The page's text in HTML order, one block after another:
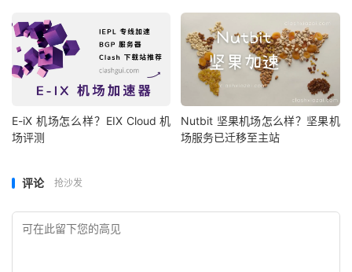
E-iX 机场怎么样？EIX Cloud 机
场评测
Nutbit 坚果机场怎么样？坚果机
场服务已迁移至主站
评论 抢沙发